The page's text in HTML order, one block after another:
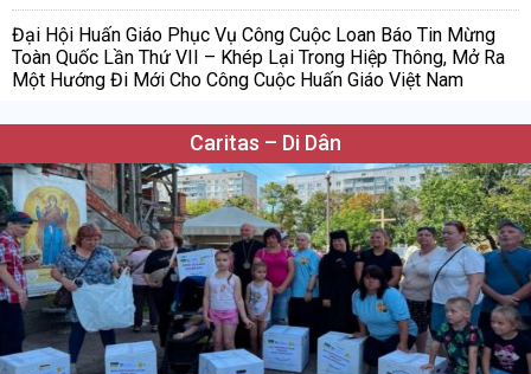
Đại Hội Huấn Giáo Phục Vụ Công Cuộc Loan Báo Tin Mừng
Toàn Quốc Lần Thứ VII – Khép Lại Trong Hiệp Thông, Mở Ra
Một Hướng Đi Mới Cho Công Cuộc Huấn Giáo Việt Nam
Caritas – Di Dân